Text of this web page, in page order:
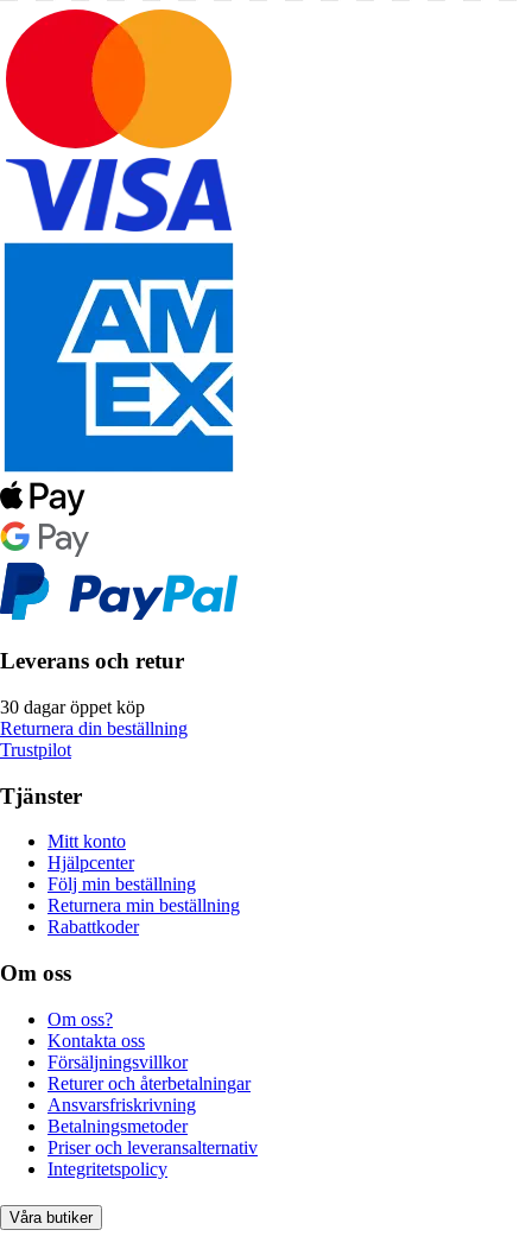
Leverans och retur
30 dagar öppet köp
Returnera din beställning
Trustpilot
Tjänster
Mitt konto
Hjälpcenter
Följ min beställning
Returnera min beställning
Rabattkoder
Om oss
Om oss?
Kontakta oss
Försäljningsvillkor
Returer och återbetalningar
Ansvarsfriskrivning
Betalningsmetoder
Priser och leveransalternativ
Integritetspolicy
Våra butiker